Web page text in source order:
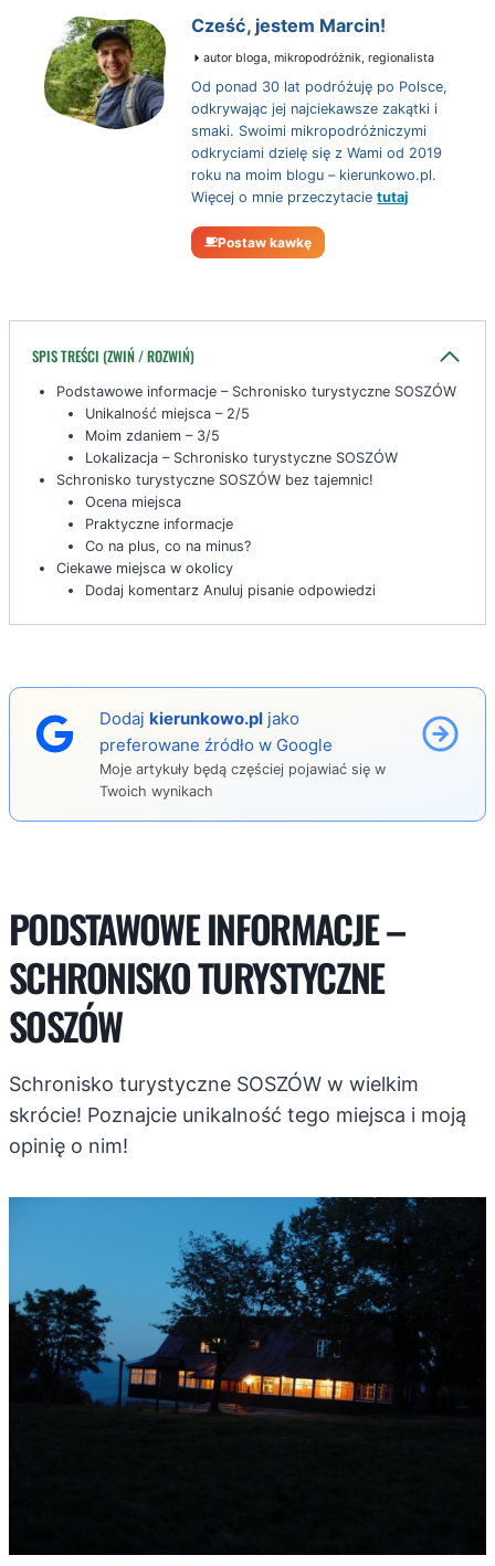
Cześć, jestem Marcin!
autor bloga, mikropodróżnik, regionalista
Od ponad 30 lat podróżuję po Polsce,
odkrywając jej najciekawsze zakątki i
smaki. Swoimi mikropodróżniczymi
odkryciami dzielę się z Wami od 2019
roku na moim blogu – kierunkowo.pl.
Więcej o mnie przeczytacietutaj
Postaw kawkę
SPIS TREŚCI (ZWIŃ / ROZWIŃ)
Podstawowe informacje – Schronisko turystyczne SOSZÓW
Unikalność miejsca – 2/5
Moim zdaniem – 3/5
Lokalizacja – Schronisko turystyczne SOSZÓW
Schronisko turystyczne SOSZÓW bez tajemnic!
Ocena miejsca
Praktyczne informacje
Co na plus, co na minus?
Ciekawe miejsca w okolicy
Dodaj komentarz Anuluj pisanie odpowiedzi
Dodajkierunkowo.pl jako
preferowane źródło w Google
Moje artykuły będą częściej pojawiać się w
Twoich wynikach
PODSTAWOWE INFORMACJE –
SCHRONISKO TURYSTYCZNE
SOSZÓW
Schronisko turystyczne SOSZÓW w wielkim
skrócie! Poznajcie unikalność tego miejsca i moją
opinię o nim!